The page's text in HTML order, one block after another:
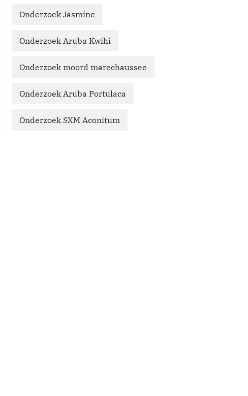
Onderzoek Jasmine
Onderzoek Aruba Kwihi
Onderzoek moord marechaussee
Onderzoek Aruba Portulaca
Onderzoek SXM Aconitum